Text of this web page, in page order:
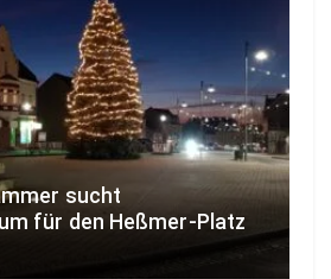
sucht
für den Heßmer-Platz